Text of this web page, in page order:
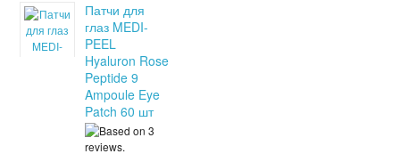
Патчи для
глаз MEDI-
PEEL
Hyaluron Rose
Peptide 9
Ampoule Eye
Patch 60 шт